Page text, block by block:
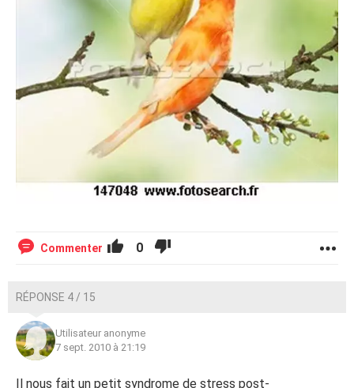
Commenter 0
RÉPONSE 4 / 15
Utilisateur anonyme
7 sept. 2010 à 21:19
Il nous fait un petit syndrome de stress post-